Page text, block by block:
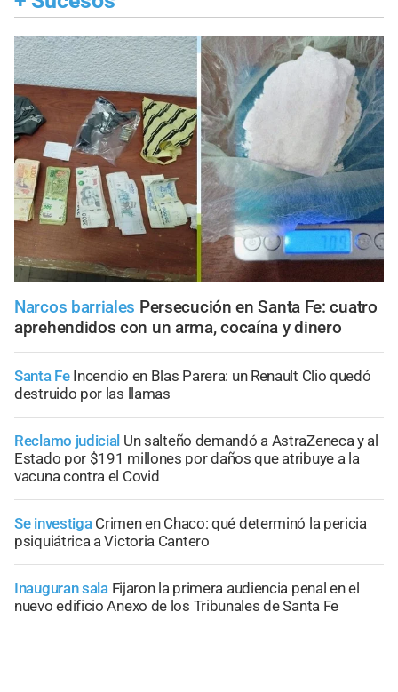
Narcos barriales Persecución en Santa Fe: cuatro
aprehendidos con un arma, cocaína y dinero
Santa Fe Incendio en Blas Parera: un Renault Clio quedó
destruido por las llamas
Reclamo judicial Un salteño demandó a AstraZeneca y al
Estado por $191 millones por daños que atribuye a la
vacuna contra el Covid
Se investiga Crimen en Chaco: qué determinó la pericia
psiquiátrica a Victoria Cantero
Inauguran sala Fijaron la primera audiencia penal en el
nuevo edificio Anexo de los Tribunales de Santa Fe